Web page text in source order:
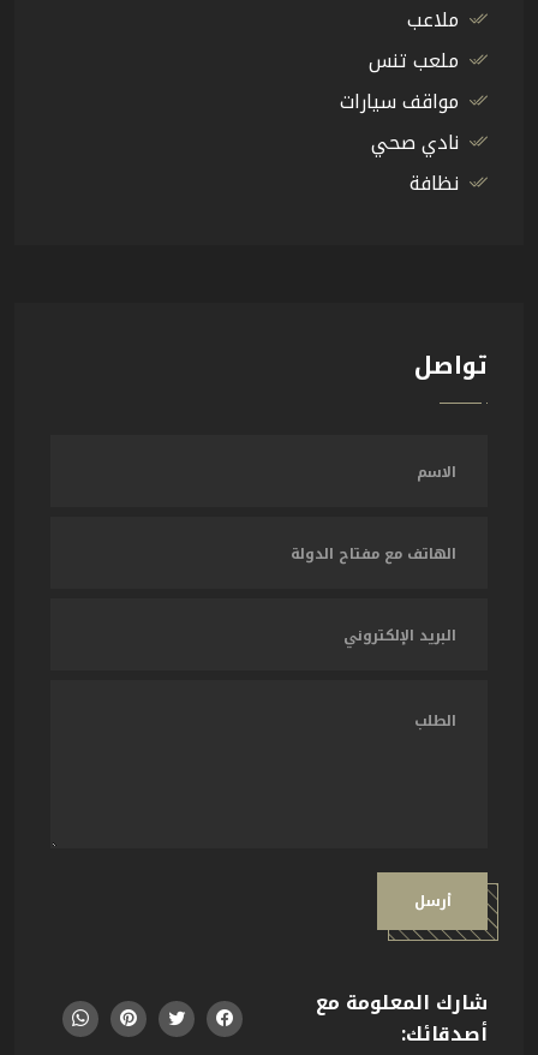
تواصل
أرسل
شارك المعلومة مع
أصدقائك:
ملاعب
ملعب تنس
مواقف سيارات
نادي صحي
نظافة